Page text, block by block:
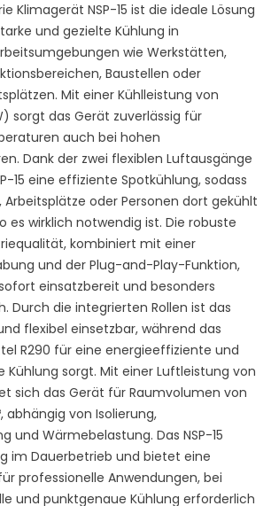
Klimagerät NSP-15 ist die ideale Lösung
und gezielte Kühlung in
wie Werkstätten,
Baustellen oder
Mit einer Kühlleistung von
sorgt das Gerät zuverlässig für
auch bei hohen
Dank der zwei flexiblen Luftausgänge
15 eine effiziente Spotkühlung, sodass
Arbeitsplätze oder Personen dort gekühlt
es wirklich notwendig ist. Die robuste
kombiniert mit einer
und der Plug-and-Play-Funktion,
einsatzbereit und besonders
Durch die integrierten Rollen ist das
flexibel einsetzbar, während das
R290 für eine energieeffiziente und
sorgt. Mit einer Luftleistung von
sich das Gerät für Raumvolumen von
abhängig von Isolierung,
und Wärmebelastung. Das NSP-15
im Dauerbetrieb und bietet eine
professionelle Anwendungen, bei
und punktgenaue Kühlung erforderlich